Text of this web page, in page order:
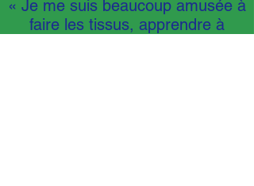
« Je me suis beaucoup amusée à
faire les tissus, apprendre à